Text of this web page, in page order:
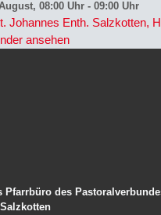
08:00 Uhr - 09:00 Uhr
Johannes Enth. Salzkotten,
ansehen
Pfarrbüro des